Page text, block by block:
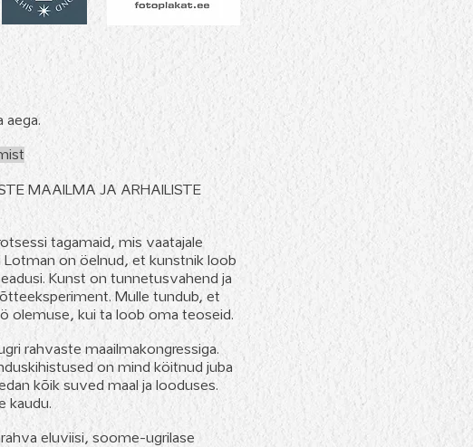
aega.
MAAILMA JA ARHAILISTE
tagamaid, mis vaatajale
Lotman on öelnud, et kunstnik loob
Kunst on tunnetusvahend ja
Mulle tundub, et
olemuse, kui ta loob oma teoseid.
rahvaste maailmakongressiga.
on mind köitnud juba
kõik suved maal ja looduses.
kaudu.
eluviisi, soome-ugrilase